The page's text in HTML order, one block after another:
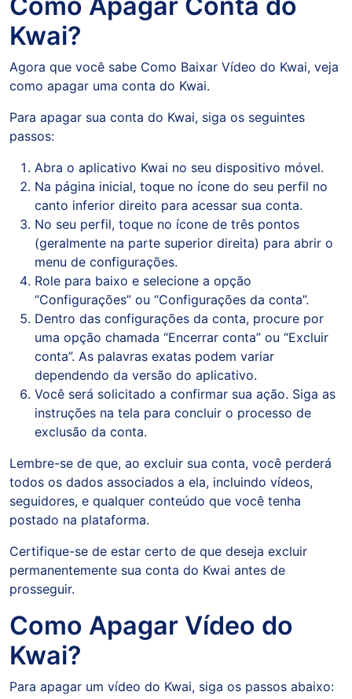
Kwai?
Agora que você sabe Como Baixar Vídeo do Kwai, veja
como apagar uma conta do Kwai.
Para apagar sua conta do Kwai, siga os seguintes
passos:
Abra o aplicativo Kwai no seu dispositivo móvel.
Na página inicial, toque no ícone do seu perfil no
canto inferior direito para acessar sua conta.
No seu perfil, toque no ícone de três pontos
(geralmente na parte superior direita) para abrir o
menu de configurações.
Role para baixo e selecione a opção
“Configurações” ou “Configurações da conta”.
Dentro das configurações da conta, procure por
uma opção chamada “Encerrar conta” ou “Excluir
conta”. As palavras exatas podem variar
dependendo da versão do aplicativo.
Você será solicitado a confirmar sua ação. Siga as
instruções na tela para concluir o processo de
exclusão da conta.
Lembre-se de que, ao excluir sua conta, você perderá
todos os dados associados a ela, incluindo vídeos,
seguidores, e qualquer conteúdo que você tenha
postado na plataforma.
Certifique-se de estar certo de que deseja excluir
permanentemente sua conta do Kwai antes de
prosseguir.
Como Apagar Vídeo do
Kwai?
Para apagar um vídeo do Kwai, siga os passos abaixo: